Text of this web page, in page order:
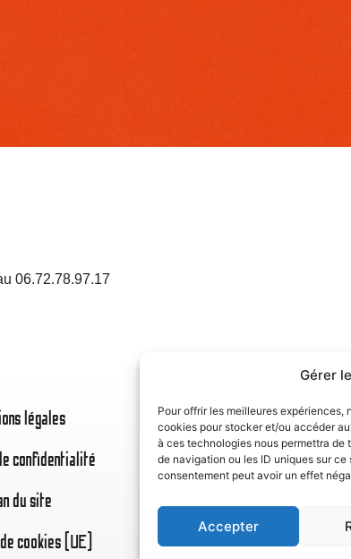
Gérer
Pour offrir les meilleures
cookies pour stocker et/ou accéder
à ces technologies nous permettra de
de navigation ou les ID uniques sur
consentement peut avoir un effet
Accepter
Google
06.72.78.97.17
légales
confidentialité
du site
cookies (UE)